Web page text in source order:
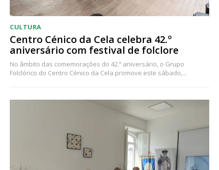
CULTURA
Centro Cénico da Cela celebra 42.º
aniversário com festival de folclore
No âmbito das comemorações do 42.º aniversário, o Grupo
Folclórico do Centro Cénico da Cela promove este sábado,...